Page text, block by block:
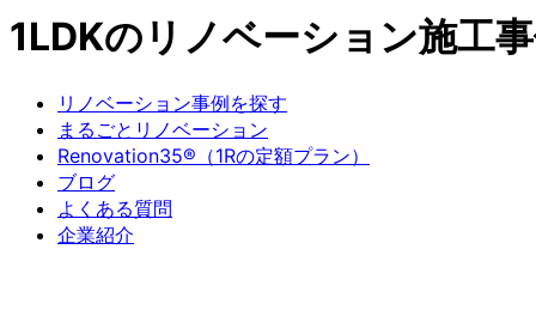
1LDKのリノベーション施工
リノベーション事例を探す
まるごとリノベーション
Renovation35®（1Rの定額プラン）
ブログ
よくある質問
企業紹介